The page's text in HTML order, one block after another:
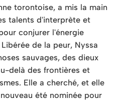
torontoise, a mis la main
talents d'interprète et
conjurer l'énergie
de la peur, Nyssa
sauvages, des dieux
delà des frontières et
Elle a cherché, et elle
été nominée pour